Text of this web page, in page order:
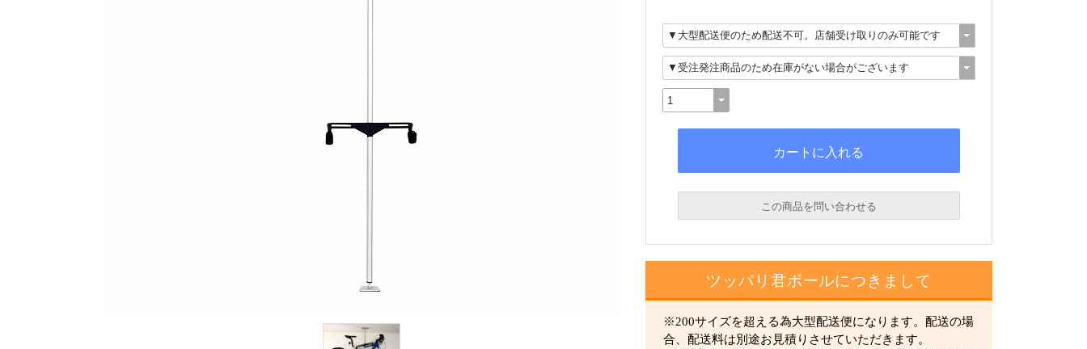
この商品を問い合わせる
ツッパリ君ポールにつきまして
※200サイズを超える為大型配送便になります。配送の場
合、配送料は別途お見積りさせていただきます。